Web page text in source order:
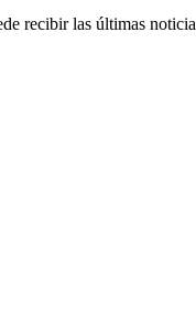
recibir las últimas